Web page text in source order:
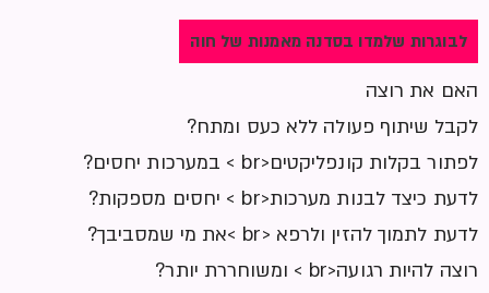
לבוגרות שלמדו בסדנה מאמנות של חוה
האם את רוצה
לקבל שיתוף פעולה ללא כעס ומתח?
לפתור בקלות קונפליקטים<br > במערכות יחסים?
לדעת כיצד לבנות מערכות<br > יחסים מספקות?
לדעת לתמוך להזין ולרפא <br >את מי שמסביבך?
רוצה להיות רגועה<br > ומשוחררת יותר?